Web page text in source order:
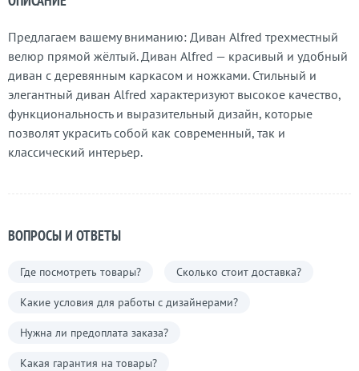
Предлагаем вашему вниманию: Диван Alfred трехместный
велюр прямой жёлтый. Диван Alfred — красивый и удобный
диван с деревянным каркасом и ножками. Стильный и
элегантный диван Alfred характеризуют высокое качество,
функциональность и выразительный дизайн, которые
позволят украсить собой как современный, так и
классический интерьер.
ВОПРОСЫ И ОТВЕТЫ
Где посмотреть товары? Сколько стоит доставка?
Какие условия для работы с дизайнерами?
Нужна ли предоплата заказа?
Какая гарантия на товары?